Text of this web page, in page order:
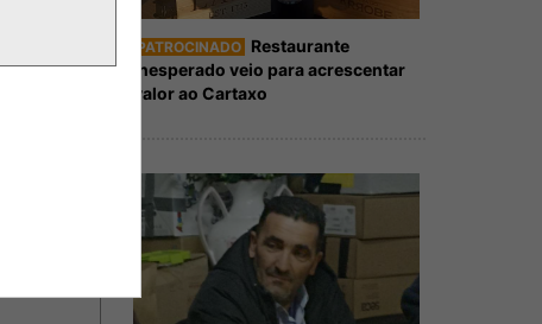
PATROCINADO Restaurante
Inesperado veio para acrescentar
valor ao Cartaxo